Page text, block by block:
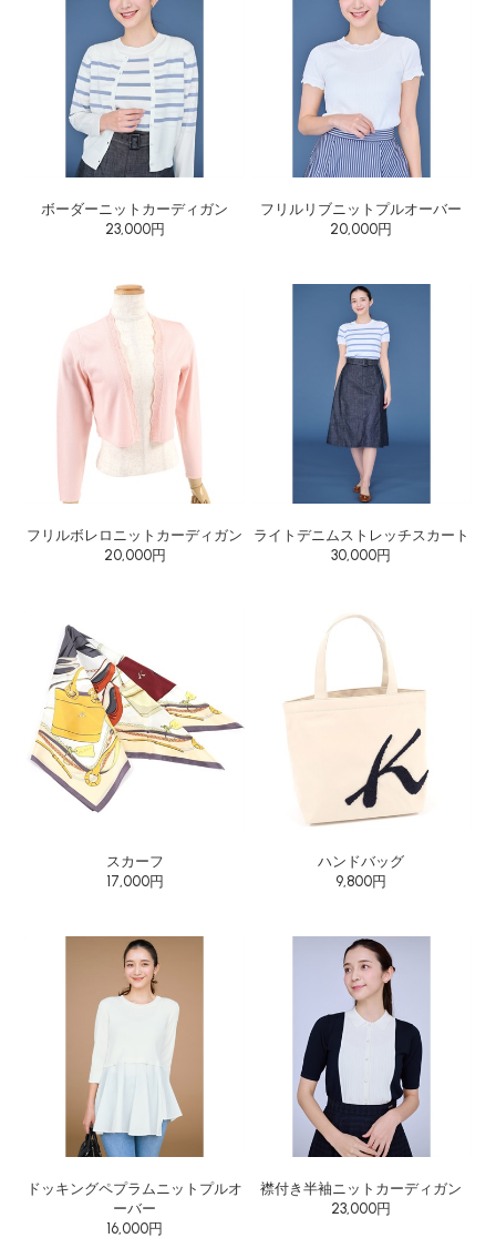
ボーダーニットカーディガン
23,000円
フリルリブニットプルオーバー
20,000円
フリルボレロニットカーディガン
20,000円
ライトデニムストレッチスカート
30,000円
スカーフ
17,000円
ハンドバッグ
9,800円
ドッキングペプラムニットプルオ
ーバー
16,000円
襟付き半袖ニットカーディガン
23,000円